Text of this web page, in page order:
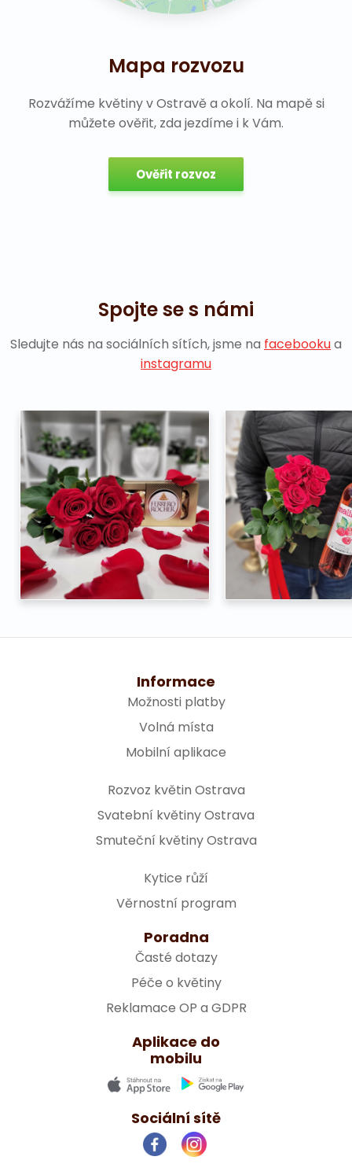
Mapa rozvozu
Rozvážíme květiny v Ostravě a okolí. Na mapě si
můžete ověřit, zda jezdíme i k Vám.
Ověřit rozvoz
Spojte se s námi
Sledujte nás na sociálních sítích, jsme na facebookua
instagramu
Informace
Možnosti platby
Volná místa
Mobilní aplikace
Rozvoz květin Ostrava
Svatební květiny Ostrava
Smuteční květiny Ostrava
Kytice růží
Věrnostní program
Poradna
Časté dotazy
Péče o květiny
Reklamace OP a GDPR
Aplikace do
mobilu
Sociální sítě